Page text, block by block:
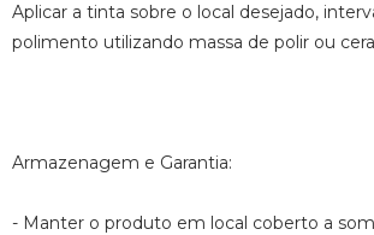
Aplicar a tinta sobre o local desejado,
polimento utilizando massa de polir ou
Armazenagem e Garantia:
- Manter o produto em local coberto a